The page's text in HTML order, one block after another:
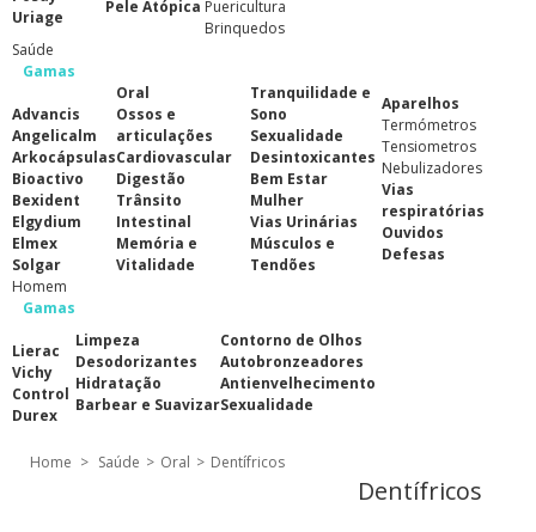
Uriage
Pele Atópica Puericultura
Brinquedos
Saúde
Gamas
Advancis
Angelicalm
Arkocápsulas
Bioactivo
Bexident
Elgydium
Elmex
Solgar
Oral
Ossos e
articulações
Cardiovascular
Digestão
Trânsito
Intestinal
Memória e
Vitalidade
Tranquilidade e
Sono
Sexualidade
Desintoxicantes
Bem Estar
Mulher
Vias Urinárias
Músculos e
Tendões
Aparelhos
Termómetros
Tensiometros
Nebulizadores
Vias
respiratórias
Ouvidos
Defesas
Homem
Gamas
Lierac
Vichy
Control
Durex
Limpeza
Desodorizantes
Hidratação
Barbear e Suavizar
Contorno de Olhos
Autobronzeadores
Antienvelhecimento
Sexualidade
Home > Saúde > Oral > Dentífricos
Dentífricos